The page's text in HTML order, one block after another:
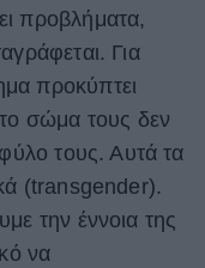
προβλήματα,
Για
προκύπτει
σώμα τους δεν
τους. Αυτά τα
(transgender).
την έννοια της
να